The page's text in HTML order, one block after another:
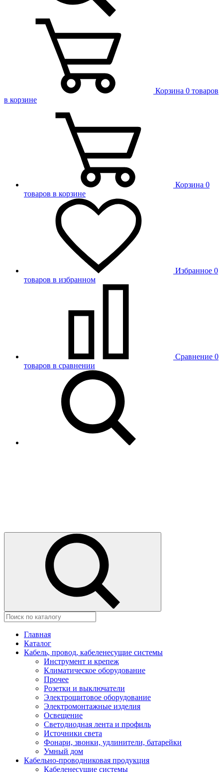
Корзина 0 товаров
в корзине
Корзина 0
товаров в корзине
Избранное 0
товаров в избранном
Сравнение 0
товаров в сравнении
Главная
Каталог
Кабель, провод, кабеленесущие системы
Инструмент и крепеж
Климатическое оборудование
Прочее
Розетки и выключатели
Электрощитовое оборудование
Электромонтажные изделия
Освещение
Светодиодная лента и профиль
Источники света
Фонари, звонки, удлинители, батарейки
Умный дом
Кабельно-проводниковая продукция
Кабеленесущие системы